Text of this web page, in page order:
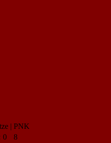
| PNK
0
8